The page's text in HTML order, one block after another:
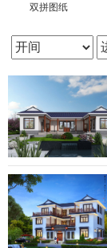
双拼图纸